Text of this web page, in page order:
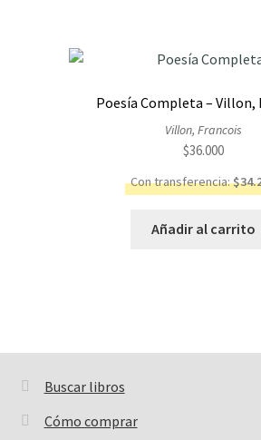
Poesía Completa – Villon,
Villon, Francois
$36.000
Con transferencia:$
Añadir al carrito
Buscar libros
Buscar:
Cómo comprar